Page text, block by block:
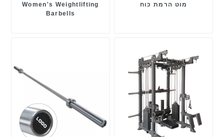
Women's Weightlifting
Barbells
מוט הרמת כוח